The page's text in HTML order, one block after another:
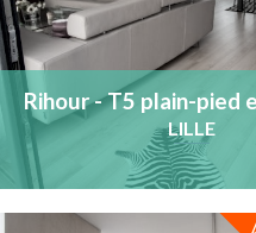
Rihour - T5 plain-pied
LILLE